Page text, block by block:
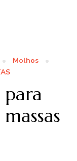
Molhos